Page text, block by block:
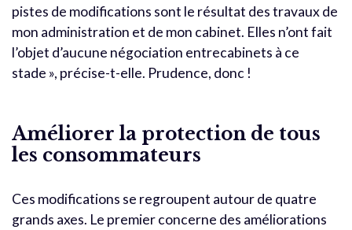
pistes de modifications sont le résultat des travaux de
mon administration et de mon cabinet. Elles n’ont fait
l’objet d’aucune négociation entrecabinets à ce
stade », précise-t-elle. Prudence, donc !
Améliorer la protection de tous
les consommateurs
Ces modifications se regroupent autour de quatre
grands axes. Le premier concerne des améliorations